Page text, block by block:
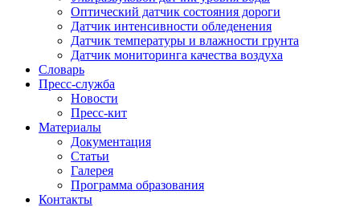
Оптический датчик состояния дороги
Датчик интенсивности обледенения
Датчик температуры и влажности грунта
Датчик мониторинга качества воздуха
Словарь
Пресс-служба
Новости
Пресс-кит
Материалы
Документация
Статьи
Галерея
Программа образования
Контакты